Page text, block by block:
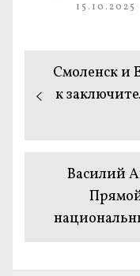
15.10.2025
Навигация
по
запись:
Смоленск и
к
запись:
Василий